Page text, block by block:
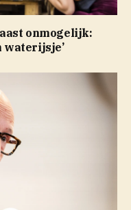
onmogelijk:
waterijsje’